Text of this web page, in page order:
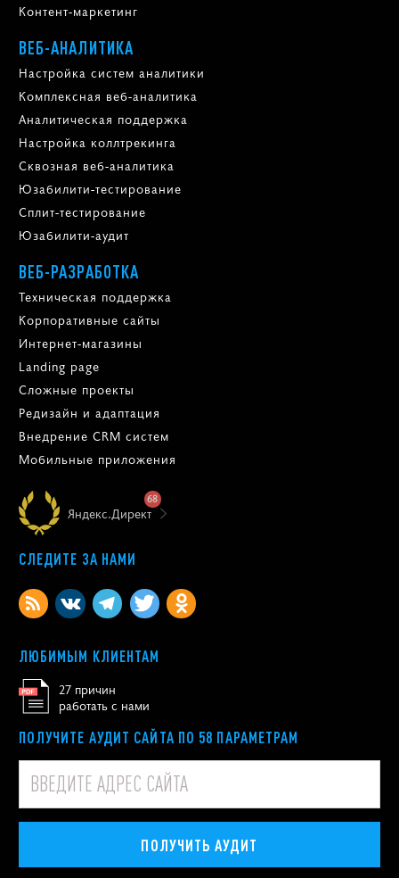
Контент-маркетинг
ВЕБ-АНАЛИТИКА
Настройка систем аналитики
Комплексная веб-аналитика
Аналитическая поддержка
Настройка коллтрекинга
Сквозная веб-аналитика
Юзабилити-тестирование
Сплит-тестирование
Юзабилити-аудит
ВЕБ-РАЗРАБОТКА
Техническая поддержка
Корпоративные сайты
Интернет-магазины
Landing page
Сложные проекты
Редизайн и адаптация
Внедрение CRM систем
Мобильные приложения
Яндекс.Директ
68
СЛЕДИТЕ ЗА НАМИ
ЛЮБИМЫМ КЛИЕНТАМ
27 причин
работать с нами
ПОЛУЧИТЕ АУДИТ САЙТА ПО 58 ПАРАМЕТРАМ
ПОЛУЧИТЬ АУДИТ